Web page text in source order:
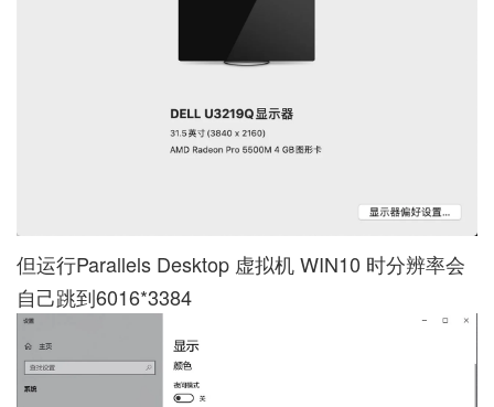
但运行Parallels Desktop 虚拟机 WIN10 时分辨率会
自己跳到6016*3384